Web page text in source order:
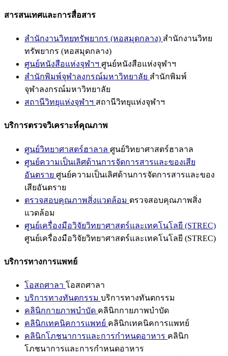
สารสนเทศและการสื่อสาร
สำนักงานวิทยทรัพยากร (หอสมุดกลาง) สำนักงานวิทย
ทรัพยากร (หอสมุดกลาง)
ศูนย์หนังสือแห่งจุฬาฯ ศูนย์หนังสือแห่งจุฬาฯ
สำนักพิมพ์จุฬาลงกรณ์มหาวิทยาลัย สำนักพิมพ์
จุฬาลงกรณ์มหาวิทยาลัย
สถานีวิทยุแห่งจุฬาฯ สถานีวิทยุแห่งจุฬาฯ
บริการตรวจวิเคราะห์คุณภาพ
ศูนย์วิทยาศาสตร์ฮาลาล ศูนย์วิทยาศาสตร์ฮาลาล
ศูนย์ความเป็นเลิศด้านการจัดการสารและของเสีย
อันตราย ศูนย์ความเป็นเลิศด้านการจัดการสารและของ
เสียอันตราย
ตรวจสอบคุณภาพสิ่งแวดล้อม ตรวจสอบคุณภาพสิ่ง
แวดล้อม
ศูนย์เครื่องมือวิจัยวิทยาศาสตร์และเทคโนโลยี (STREC)
ศูนย์เครื่องมือวิจัยวิทยาศาสตร์และเทคโนโลยี (STREC)
บริการทางการแพทย์
โอสถศาลา โอสถศาลา
บริการทางทันตกรรม บริการทางทันตกรรม
คลินิกกายภาพบำบัด คลินิกกายภาพบำบัด
คลินิกเทคนิคการแพทย์ คลินิกเทคนิคการแพทย์
คลินิกโภชนาการและการกำหนดอาหาร คลินิก
โภชนาการและการกำหนดอาหาร